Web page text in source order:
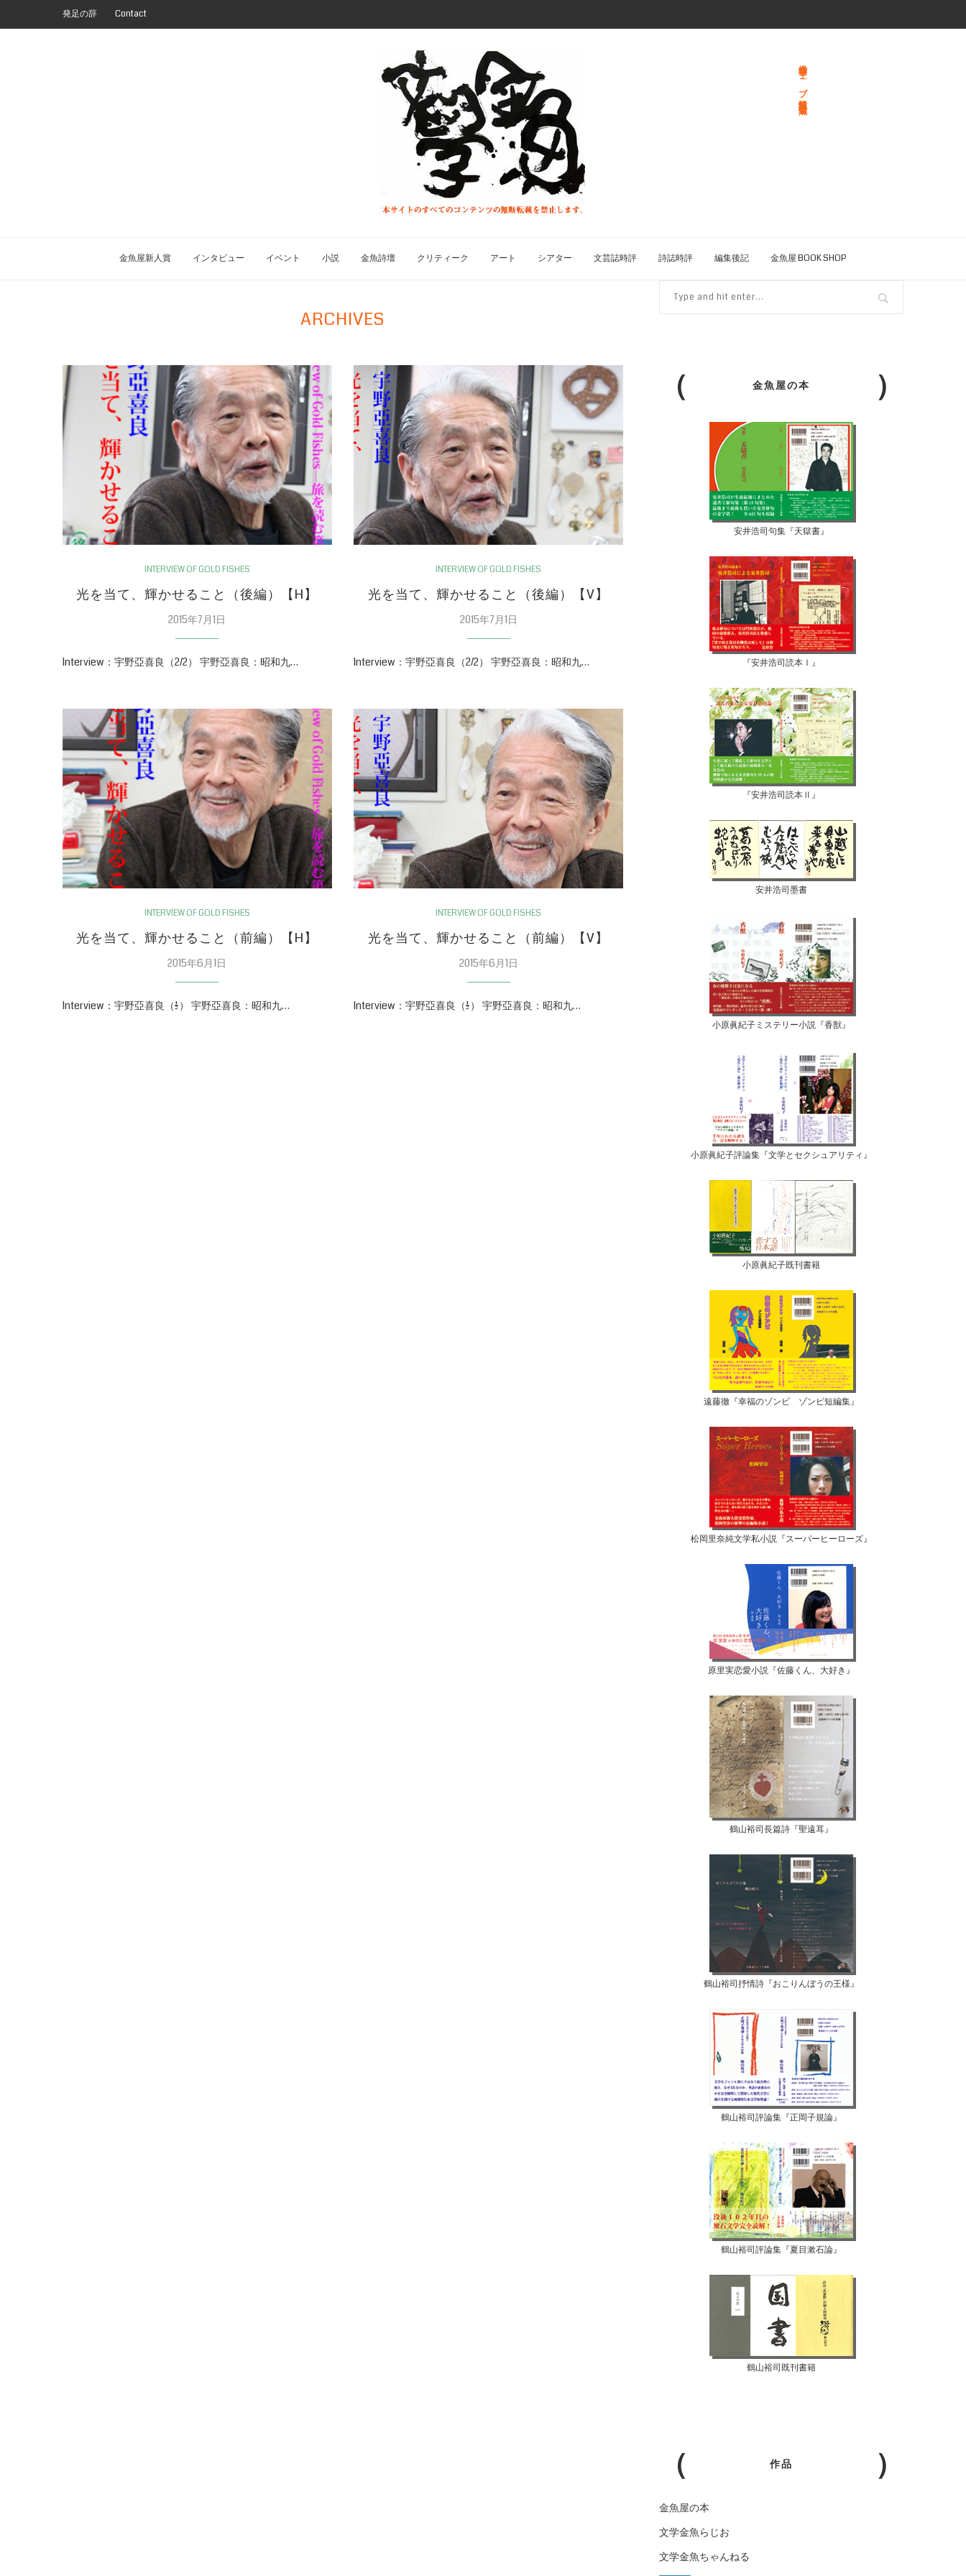
発足の辞 Contact
総合文学ウェブ情報誌 文学金魚
金魚屋新人賞 インタビュー イベント 小説 金魚詩壇 クリティーク アート シアター 文芸誌時評 詩誌時評 編集後記 金魚屋 BOOK SHOP
ARCHIVES
INTERVIEW OF GOLD FISHES
光を当て、輝かせること（後編）【H】
2015年7月1日
Interview：宇野亞喜良（2/2） 宇野亞喜良：昭和九…
INTERVIEW OF GOLD FISHES
光を当て、輝かせること（後編）【V】
2015年7月1日
Interview：宇野亞喜良（2/2） 宇野亞喜良：昭和九…
INTERVIEW OF GOLD FISHES
光を当て、輝かせること（前編）【H】
2015年6月1日
Interview：宇野亞喜良（1/2） 宇野亞喜良：昭和九…
INTERVIEW OF GOLD FISHES
光を当て、輝かせること（前編）【V】
2015年6月1日
Interview：宇野亞喜良（1/2） 宇野亞喜良：昭和九…
金魚屋の本
安井浩司句集『天獄書』
『安井浩司読本Ⅰ』
『安井浩司読本Ⅱ』
安井浩司墨書
小原眞紀子ミステリー小説『香獣』
小原眞紀子評論集『文学とセクシュアリティ』
小原眞紀子既刊書籍
遠藤徹『幸福のゾンビ ゾンビ短編集』
松岡里奈純文学私小説『スーパーヒーローズ』
原里実恋愛小説『佐藤くん、大好き』
鶴山裕司長篇詩『聖遠耳』
鶴山裕司抒情詩『おこりんぼうの王様』
鶴山裕司評論集『正岡子規論』
鶴山裕司評論集『夏目漱石論』
鶴山裕司既刊書籍
作品
金魚屋の本
文学金魚らじお
文学金魚ちゃんねる